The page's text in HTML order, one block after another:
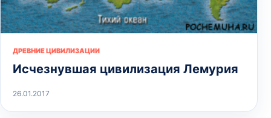
ДРЕВНИЕ ЦИВИЛИЗАЦИИ
Исчезнувшая цивилизация Лемурия
26.01.2017